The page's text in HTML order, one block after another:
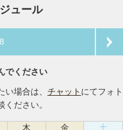
ュール
でください
場合は、 チャット にてフォト
ください。
木 金
土